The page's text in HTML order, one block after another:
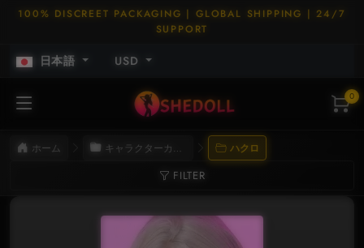
100% DISCREET PACKAGING | GLOBAL SHIPPING | 24/7
SUPPORT
日本語 USD
0
ホーム キャラクターカード ハクロ
FILTER